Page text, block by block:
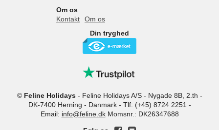
Om os
Kontakt
Om os
Din tryghed
© Feline Holidays- Feline Holidays A/S- Nygade 8B, 2.th -
DK-7400 Herning - Danmark - Tlf: (+45) 8724 2251 -
Email: info@feline.dk Momsnr.: DK26347688